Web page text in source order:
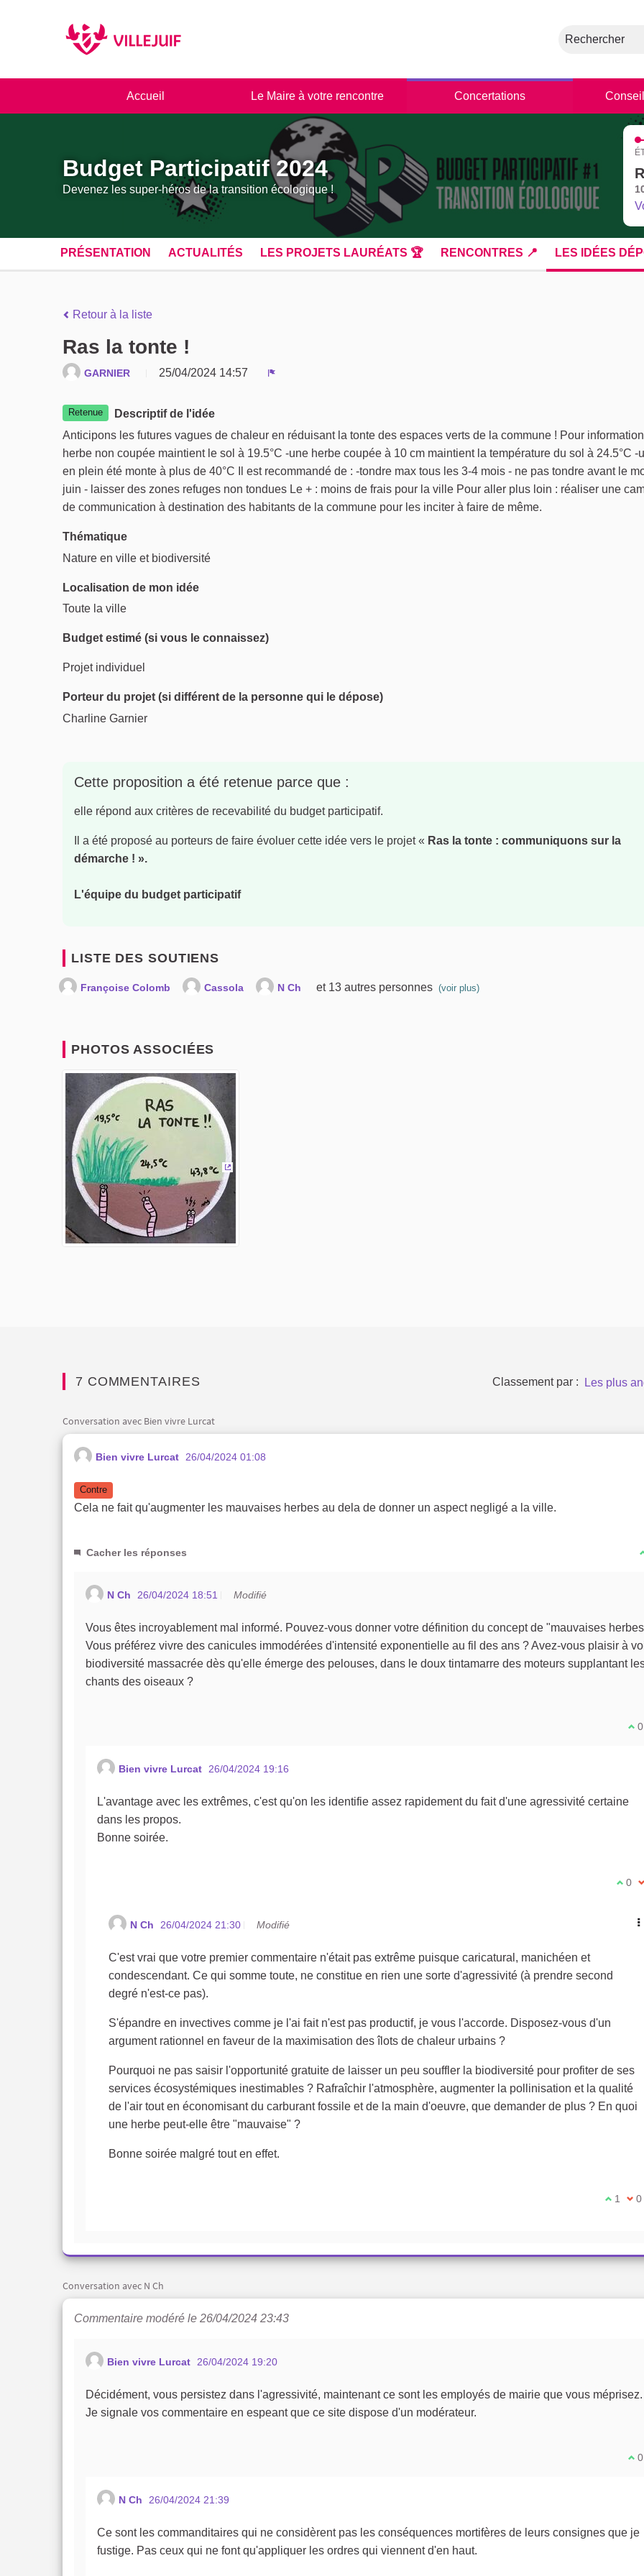
Rechercher
Accueil Le Maire à votre rencontre Concertations
Budget Participatif 2024
Devenez les super-héros de la transition écologique !
PRÉSENTATION ACTUALITÉS LES PROJETS LAURÉATS 🏆 RENCONTRES 📍 LES IDÉES
Retour à la liste
Ras la tonte !
GARNIER
25/04/2024 14:57
Retenue
Descriptif de l'idée
Anticipons les futures vagues de chaleur en réduisant la tonte des espaces verts de la commune ! Pour
herbe non coupée maintient le sol à 19.5°C -une herbe coupée à 10 cm maintient la température du sol à 24.5°C -
en plein été monte à plus de 40°C Il est recommandé de : -tondre max tous les 3-4 mois - ne pas tondre avant le
juin - laisser des zones refuges non tondues Le + : moins de frais pour la ville Pour aller plus loin : réaliser une
de communication à destination des habitants de la commune pour les inciter à faire de même.
Thématique
Nature en ville et biodiversité
Localisation de mon idée
Toute la ville
Budget estimé (si vous le connaissez)
Projet individuel
Porteur du projet (si différent de la personne qui le dépose)
Charline Garnier
Cette proposition a été retenue parce que :
elle répond aux critères de recevabilité du budget participatif.
Il a été proposé au porteurs de faire évoluer cette idée vers le projet « Ras la tonte : communiquons sur la
démarche ! ».
L'équipe du budget participatif
LISTE DES SOUTIENS
Françoise Colomb Cassola N Ch et 13 autres personnes (voir plus)
PHOTOS ASSOCIÉES
(Lien externe)
7 COMMENTAIRES Classement par : Les plus
Conversation avec Bien vivre Lurcat
Bien vivre Lurcat 26/04/2024 01:08
Contre
Cela ne fait qu'augmenter les mauvaises herbes au dela de donner un aspect negligé a la ville.
Cacher les réponses
N Ch 26/04/2024 18:51 Modifié
Vous êtes incroyablement mal informé. Pouvez-vous donner votre définition du concept de "mauvaises
Vous préférez vivre des canicules immodérées d'intensité exponentielle au fil des ans ? Avez-vous plaisir à
biodiversité massacrée dès qu'elle émerge des pelouses, dans le doux tintamarre des moteurs supplantant
chants des oiseaux ?
Je0
Bien vivre Lurcat 26/04/2024 19:16
L'avantage avec les extrêmes, c'est qu'on les identifie assez rapidement du fait d'une agressivité certaine
dans les propos.
Bonne soirée.
Je0
N Ch 26/04/2024 21:30 Modifié
C'est vrai que votre premier commentaire n'était pas extrême puisque caricatural, manichéen et
condescendant. Ce qui somme toute, ne constitue en rien une sorte d'agressivité (à prendre second
degré n'est-ce pas).
S'épandre en invectives comme je l'ai fait n'est pas productif, je vous l'accorde. Disposez-vous d'un
argument rationnel en faveur de la maximisation des îlots de chaleur urbains ?
Pourquoi ne pas saisir l'opportunité gratuite de laisser un peu souffler la biodiversité pour profiter de ses
services écosystémiques inestimables ? Rafraîchir l'atmosphère, augmenter la pollinisation et la qualité
de l'air tout en économisant du carburant fossile et de la main d'oeuvre, que demander de plus ? En quoi
une herbe peut-elle être "mauvaise" ?
Bonne soirée malgré tout en effet.
Je suis
1 Je0
Conversation avec N Ch
Commentaire modéré le 26/04/2024 23:43
Bien vivre Lurcat 26/04/2024 19:20
Décidément, vous persistez dans l'agressivité, maintenant ce sont les employés de mairie que vous méprisez.
Je signale vos commentaire en espeant que ce site dispose d'un modérateur.
Je0
N Ch 26/04/2024 21:39
Ce sont les commanditaires qui ne considèrent pas les conséquences mortifères de leurs consignes que je
fustige. Pas ceux qui ne font qu'appliquer les ordres qui viennent d'en haut.